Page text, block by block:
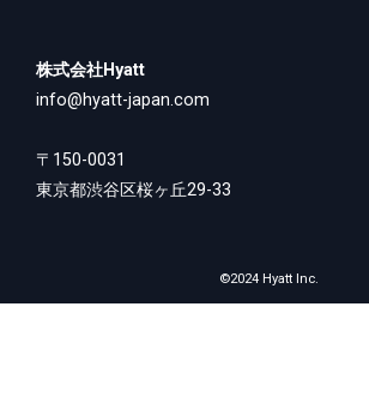
株式会社Hyatt
info@hyatt-japan.com
〒150-0031
東京都渋谷区桜ヶ丘29-33
©2024 Hyatt Inc.